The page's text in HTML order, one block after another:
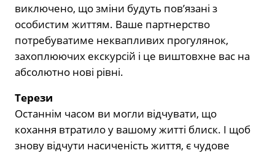
виключено, що зміни будуть пов’язані з
особистим життям. Ваше партнерство
потребуватиме неквапливих прогулянок,
захоплюючих екскурсій і це виштовхне вас на
абсолютно нові рівні.
Терези
Останнім часом ви могли відчувати, що
кохання втратило у вашому житті блиск. І щоб
знову відчути насиченість життя, є чудове